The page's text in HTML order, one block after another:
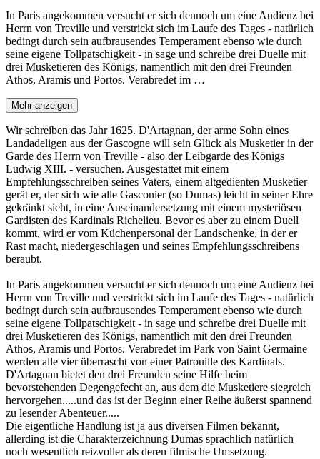
In Paris angekommen versucht er sich dennoch um eine Audienz bei
Herrn von Treville und verstrickt sich im Laufe des Tages - natürlich
bedingt durch sein aufbrausendes Temperament ebenso wie durch
seine eigene Tollpatschigkeit - in sage und schreibe drei Duelle mit
drei Musketieren des Königs, namentlich mit den drei Freunden
Athos, Aramis und Portos. Verabredet im …
Mehr anzeigen
Wir schreiben das Jahr 1625. D'Artagnan, der arme Sohn eines
Landadeligen aus der Gascogne will sein Glück als Musketier in der
Garde des Herrn von Treville - also der Leibgarde des Königs
Ludwig XIII. - versuchen. Ausgestattet mit einem
Empfehlungsschreiben seines Vaters, einem altgedienten Musketier
gerät er, der sich wie alle Gasconier (so Dumas) leicht in seiner Ehre
gekränkt sieht, in eine Auseinandersetzung mit einem mysteriösen
Gardisten des Kardinals Richelieu. Bevor es aber zu einem Duell
kommt, wird er vom Küchenpersonal der Landschenke, in der er
Rast macht, niedergeschlagen und seines Empfehlungsschreibens
beraubt.
In Paris angekommen versucht er sich dennoch um eine Audienz bei
Herrn von Treville und verstrickt sich im Laufe des Tages - natürlich
bedingt durch sein aufbrausendes Temperament ebenso wie durch
seine eigene Tollpatschigkeit - in sage und schreibe drei Duelle mit
drei Musketieren des Königs, namentlich mit den drei Freunden
Athos, Aramis und Portos. Verabredet im Park von Saint Germaine
werden alle vier überrascht von einer Patrouille des Kardinals.
D'Artagnan bietet den drei Freunden seine Hilfe beim
bevorstehenden Degengefecht an, aus dem die Musketiere siegreich
hervorgehen.....und das ist der Beginn einer Reihe äußerst spannend
zu lesender Abenteuer.....
Die eigentliche Handlung ist ja aus diversen Filmen bekannt,
allerding ist die Charakterzeichnung Dumas sprachlich natürlich
noch wesentlich reizvoller als deren filmische Umsetzung.